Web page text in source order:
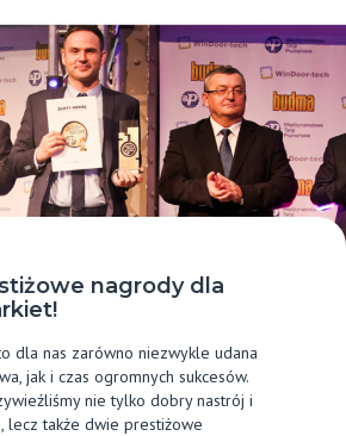
nagrody dla
dla nas zarówno niezwykle udana
jak i czas ogromnych sukcesów.
nie tylko dobry nastrój i
lecz także dwie prestiżowe